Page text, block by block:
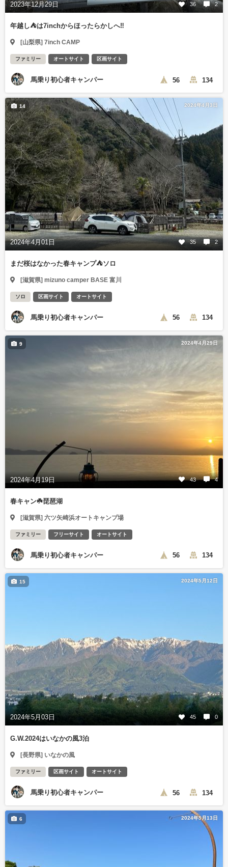
2023年12月29日 36 2
年越し⛺️は7inchからほったらかしへ‼️
[山梨県] 7inch CAMP
ファミリー オートサイト 区画サイト
馬乗り初心者キャンパー 56 134
2024年4月3日
2024年4月01日 35 2
14
まだ桜はなかった春キャンプ⛺️ソロ
[滋賀県] mizuno camper BASE 富川
ソロ 区画サイト オートサイト
馬乗り初心者キャンパー 56 134
2024年4月29日
2024年4月19日 43 4
9
春キャン☘️琵琶湖
[滋賀県] 六ツ矢崎浜オートキャンプ場
ファミリー フリーサイト オートサイト
馬乗り初心者キャンパー 56 134
2024年5月12日
2024年5月03日 45 0
15
G.W.2024はいなかの風3泊
[長野県] いなかの風
ファミリー 区画サイト オートサイト
馬乗り初心者キャンパー 56 134
2024年5月13日
6